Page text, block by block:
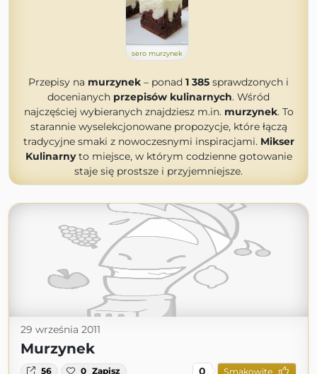
sero murzynek
Przepisy na murzynek – ponad 1 385 sprawdzonych i
docenianych przepisów kulinarnych. Wśród
najczęściej wybieranych znajdziesz m.in. murzynek. To
starannie wyselekcjonowane propozycje, które łączą
tradycyjne smaki z nowoczesnymi inspiracjami. Mikser
Kulinarnyto miejsce, w którym codzienne gotowanie
staje się prostsze i przyjemniejsze.
29 września 2011
Murzynek
56 0 Zapisz 0 Smakowite